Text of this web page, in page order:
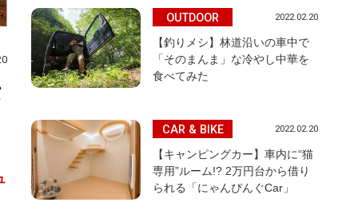
OUTDOOR 2022.02.20
【釣りメシ】林道沿いの車中で
「そのまんま」な冷やし中華を
食べてみた
CAR & BIKE 2022.02.20
【キャンピングカー】車内に“猫
専用”ルーム!? 2万円台から借り
られる「にゃんぴんぐCar」